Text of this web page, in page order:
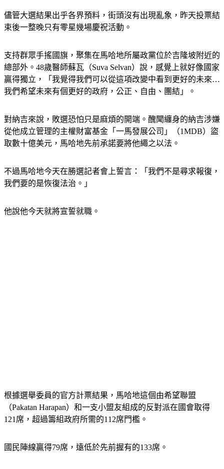
儘管大選結果出乎各界預料，街頭沒有出現亂象，昨天投票結
束後一整晚只有零星幾場慶祝活動。
支持群眾手搖國旗，聚集在馬哈地所屬政黨位於吉隆坡附近的
總部外。48歲醫師蘇瓦（Suva Selvan）說，感覺上就好像國家
贏得獨立，「我覺得我們可以從這項改變中看到更好的未來…
我們希望未來有個更好的政府，公正、自由、團結」。
對納吉來說，敗選恐怕只是麻煩的開端。醜聞纏身的納吉涉嫌
從他成立管理的主權財富基金「一馬發展公司」（1MDB）盜
取數十億美元，馬哈地先前承諾要將他繩之以法。
不過馬哈地今天在勝選記者會上誓言：「我們不是尋求報復，
我們要的是恢復法治。」
他說他今天就將宣誓就職。
根據選舉委員的官方計票結果，馬哈地這個由希望聯盟
（Pakatan Harapan）和一支小盟友組成的反對派在國會取得
121席，超過籌組政府所需的112席門檻。
國民陣線贏得79席，遠低於先前握有的133席。